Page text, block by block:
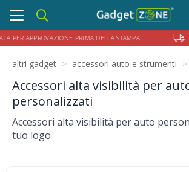
APPROVAZIONE PRIMA DELLA STAMPA
Toggle
navigation
altri gadget accessori auto e strumenti
Accessori alta visibilità per
personalizzati
Accessori alta visibilità per auto
tuo logo